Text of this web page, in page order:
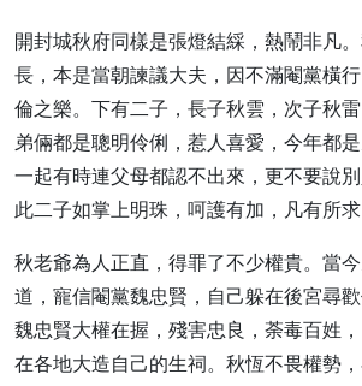
開封城秋府同樣是張燈結綵，熱鬧非凡
長，本是當朝諫議大夫，因不滿閹黨橫
倫之樂。下有二子，長子秋雲，次子秋
弟倆都是聰明伶俐，惹人喜愛，今年都
一起有時連父母都認不出來，更不要說
此二子如掌上明珠，呵護有加，凡有所求
秋老爺為人正直，得罪了不少權貴。當
道，寵信閹黨魏忠賢，自己躲在後宮尋歡
魏忠賢大權在握，殘害忠良，荼毒百姓，
在各地大造自己的生祠。秋恆不畏權勢